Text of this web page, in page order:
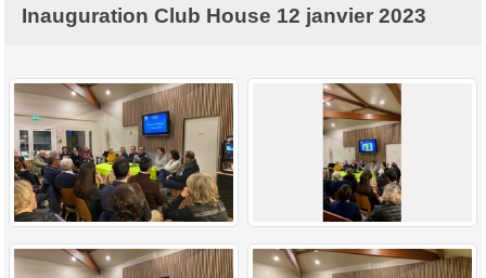
Inauguration Club House 12 janvier 2023